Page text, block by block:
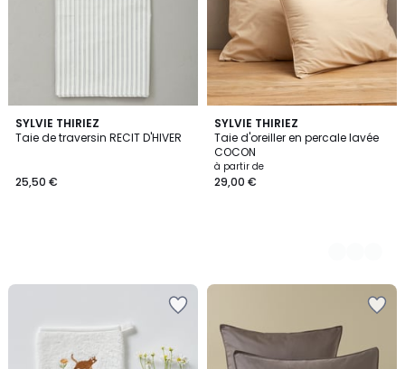
SYLVIE THIRIEZ
Taie de traversin RECIT D'HIVER
25,50 €
SYLVIE THIRIEZ
Taie d'oreiller en percale lavée
COCON
à partir de
29,00 €
9
Couleurs